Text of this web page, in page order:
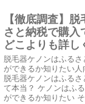
【徹底調査】
さと納税で購入
どこよりも詳し
脱毛器ケノンはふる
ができるか知りたい
脱毛器ケノンはふる
て本当？ ケノンはふ
ができるか知りたい